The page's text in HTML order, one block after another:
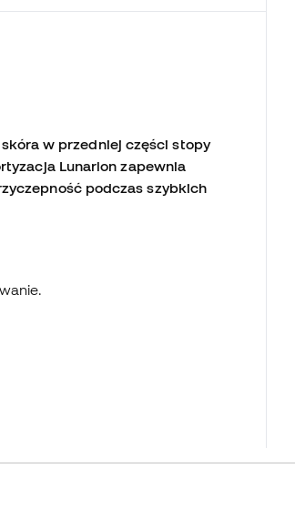
w przedniej części stopy
Lunarlon zapewnia
podczas szybkich